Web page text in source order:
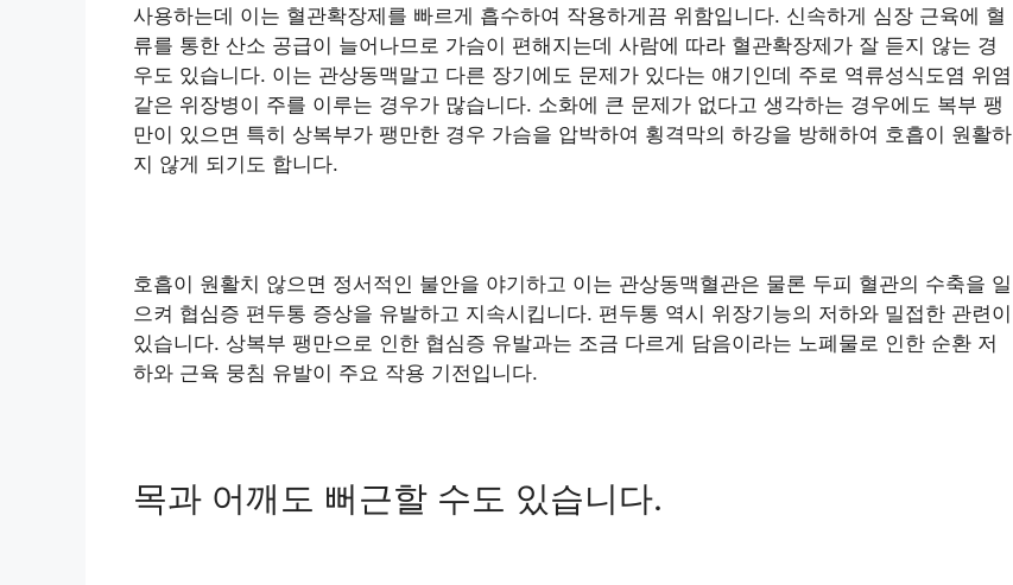
사용하는데 이는 혈관확장제를 빠르게 흡수하여 작용하게끔 위함입니다. 신속하게 심장 근육에 혈
류를 통한 산소 공급이 늘어나므로 가슴이 편해지는데 사람에 따라 혈관확장제가 잘 듣지 않는 경
우도 있습니다. 이는 관상동맥말고 다른 장기에도 문제가 있다는 얘기인데 주로 역류성식도염 위염
같은 위장병이 주를 이루는 경우가 많습니다. 소화에 큰 문제가 없다고 생각하는 경우에도 복부 팽
만이 있으면 특히 상복부가 팽만한 경우 가슴을 압박하여 횡격막의 하강을 방해하여 호흡이 원활하
지 않게 되기도 합니다.
호흡이 원활치 않으면 정서적인 불안을 야기하고 이는 관상동맥혈관은 물론 두피 혈관의 수축을 일
으켜 협심증 편두통 증상을 유발하고 지속시킵니다. 편두통 역시 위장기능의 저하와 밀접한 관련이
있습니다. 상복부 팽만으로 인한 협심증 유발과는 조금 다르게 담음이라는 노폐물로 인한 순환 저
하와 근육 뭉침 유발이 주요 작용 기전입니다.
목과 어깨도 뻐근할 수도 있습니다.